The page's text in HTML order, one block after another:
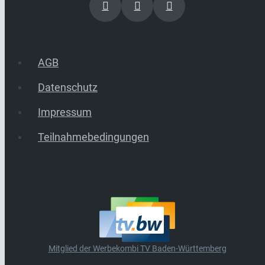
AGB
Datenschutz
Impressum
Teilnahmebedingungen
Mitglied der Werbekombi TV Baden-Württemberg